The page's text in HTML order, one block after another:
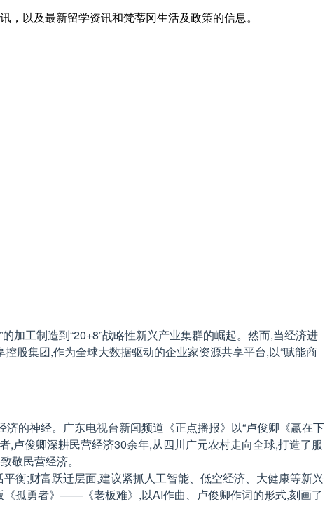
以及最新留学资讯和梵蒂冈生活及政策的信息。
加工制造到“20+8”战略性新兴产业集群的崛起。然而,当经济进
股集团,作为全球大数据驱动的企业家资源共享平台,以“赋能商
的神经。广东电视台新闻频道《正点播报》以“卢俊卿《赢在下
俊卿深耕民营经济30余年,从四川广元农村走向全球,打造了服
敬民营经济。
衡;财富跃迁层面,建议紧抓人工智能、低空经济、大健康等新兴
《孤勇者》——《老板难》,以AI作曲、卢俊卿作词的形式,刻画了